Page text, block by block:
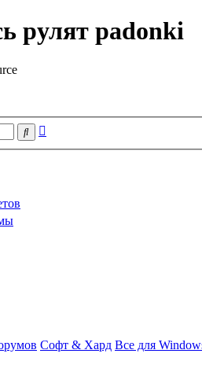
рулят padonki
Поиск
Софт & Хард Все для